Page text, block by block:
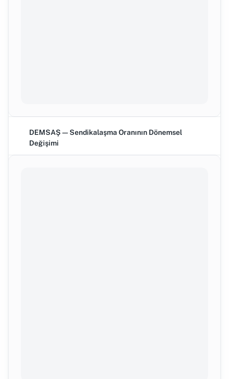
DEMSAŞ — Sendikalaşma Oranının Dönemsel
Değişimi